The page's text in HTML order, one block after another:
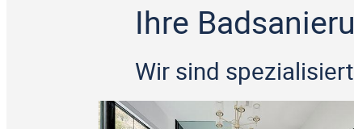
Ihre
Wir sind